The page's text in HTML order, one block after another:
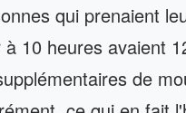
qui prenaient
à 10 heures avaient
de